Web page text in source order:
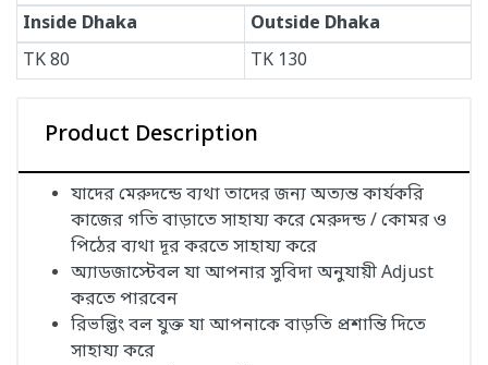
Inside Dhaka
Outside Dhaka
TK80 TK 130
Product Description
যাদের মেরুদন্ডে ব্যথা তাদের জন্য অত্যন্ত কার্যকরি
কাজের গতি বাড়াতে সাহায্য করে মেরুদন্ড / কোমর ও
পিঠের ব্যথা দূর করতে সাহায্য করে
অ্যাডজাস্টেবল যা আপনার সুবিদা অনুযায়ী Adjust
করতে পারবেন
রিভল্ভিং বল যুক্ত যা আপনাকে বাড়তি প্রশান্তি দিতে
সাহায্য করে